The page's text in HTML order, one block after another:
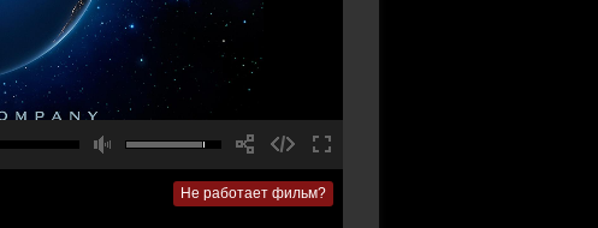
Не работает фильм?